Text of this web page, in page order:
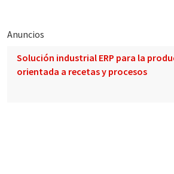
Anuncios
Solución industrial ERP para la
orientada a recetas y procesos